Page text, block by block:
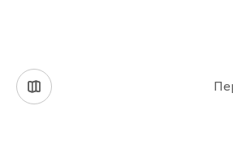
*Подробности и условия акции
персонала магазина